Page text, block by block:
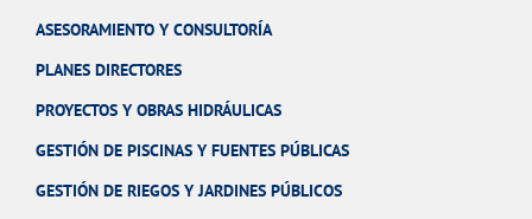
ASESORAMIENTO Y CONSULTORÍA
PLANES DIRECTORES
PROYECTOS Y OBRAS HIDRÁULICAS
GESTIÓN DE PISCINAS Y FUENTES PÚBLICAS
GESTIÓN DE RIEGOS Y JARDINES PÚBLICOS